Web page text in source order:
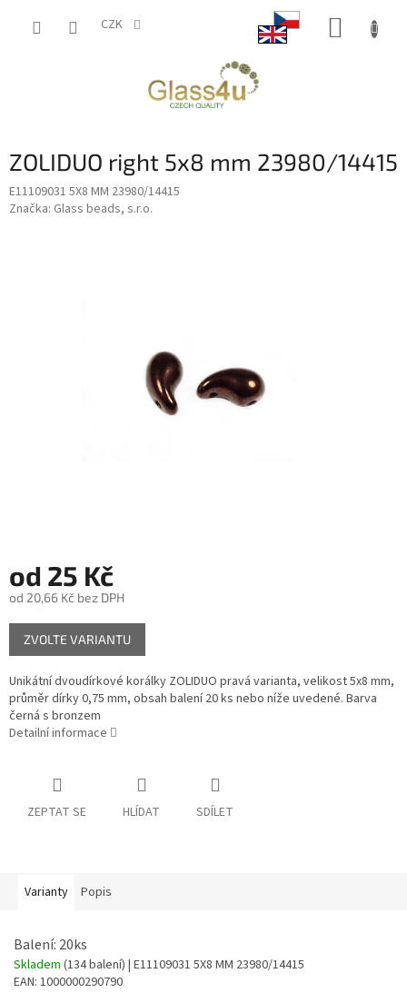
CZK
ZOLIDUO right 5x8 mm 23980/14415
E11109031 5X8 MM 23980/14415
Značka: Glass beads, s.r.o.
od 25 Kč
od 20,66 Kč bez DPH
Měrná
cena:
ZVOLTE VARIANTU
Unikátní dvoudírkové korálky ZOLIDUO pravá varianta, velikost 5x8 mm,
průměr dírky 0,75 mm, obsah balení 20 ks nebo níže uvedené. Barva
černá s bronzem
Detailní informace
ZEPTAT SE HLÍDAT SDÍLET
Varianty Popis
Balení: 20ks
Skladem (134 balení) | E11109031 5X8 MM 23980/14415
EAN: 1000000290790